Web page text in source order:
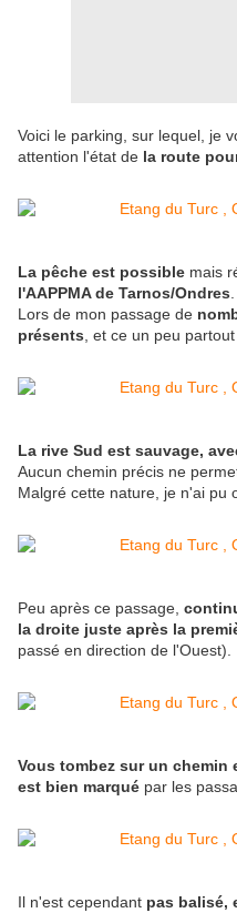
Voici le parking, sur lequel, je
attention l'état de la route
La pêche est possible mais
l'AAPPMA de Tarnos/Ondres
Lors de mon passage de
présents , et ce un peu
La rive Sud est sauvage,
Aucun chemin précis ne
Malgré cette nature, je n'ai pu
Peu après ce passage,
la droite juste après la
passé en direction de l'Ouest).
Vous tombez sur un
est bien marqué par les
Il n'est cependant pas balisé,